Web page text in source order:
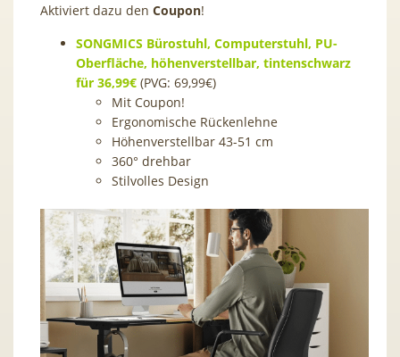
Aktiviert dazu den Coupon!
SONGMICS Bürostuhl, Computerstuhl, PU-
Oberfläche, höhenverstellbar, tintenschwarz
für 36,99€ (PVG: 69,99€)
Mit Coupon!
Ergonomische Rückenlehne
Höhenverstellbar 43-51 cm
360° drehbar
Stilvolles Design